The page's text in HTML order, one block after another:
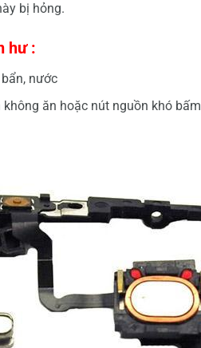
bị hỏng.
hư :
nước
ăn hoặc nút nguồn khó bấm